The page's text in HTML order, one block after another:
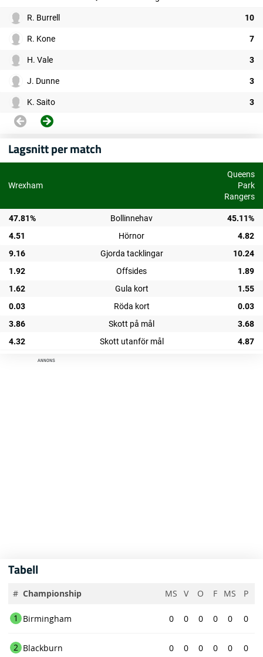
R. Burrell 10
R. Kone 7
H. Vale 3
J. Dunne 3
K. Saito 3
Lagsnitt per match
Wrexham
Queens
Park
Rangers
47.81% Bollinnehav
45.11%
4.51
Hörnor
4.82
9.16
Gjorda tacklingar
10.24
1.92
Offsides
1.89
1.62
Gula kort
1.55
0.03
Röda kort
0.03
3.86
Skott på mål
3.68
4.32
Skott utanför mål 4.87
ANNONS
Tabell
# Championship MS V O F MS P
1 Birmingham 0 0 0 0 0 0
2 Blackburn 0 0 0 0 0 0